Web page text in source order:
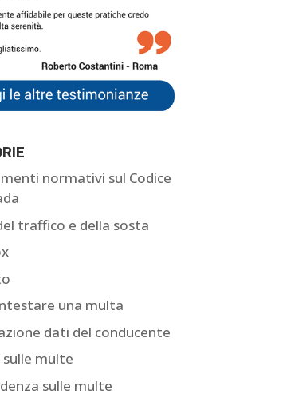
normativi sul Codice
traffico e della sosta
una multa
dati del conducente
multe
sulle multe